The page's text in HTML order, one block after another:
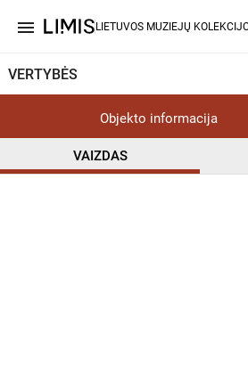
menu LIETUVOS MUZIEJŲ
VERTYBĖS
Objekto informacija
VAIZDAS